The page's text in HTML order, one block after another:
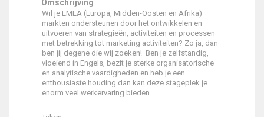
Omschrijving
Wil je EMEA (Europa, Midden-Oosten en Afrika)
markten ondersteunen door het ontwikkelen en
uitvoeren van strategieën, activiteiten en processen
met betrekking tot marketing activiteiten? Zo ja, dan
ben jij degene die wij zoeken! Ben je zelfstandig,
vloeiend in Engels, bezit je sterke organisatorische
en analytische vaardigheden en heb je een
enthousiaste houding dan kan deze stageplek je
enorm veel werkervaring bieden.